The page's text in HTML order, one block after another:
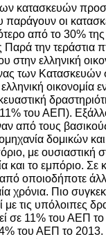
κατασκευών
οι
από το 30%
την τεράστια
στην ελληνική
των
οικονομία
του ΑΕΠ).
από τους
δομικών
με
και το εμπόριο. Σε
οποιοδήποτε
χρόνια. Πιο
τις υπόλοιπες
σε 11% του ΑΕΠ το
του ΑΕΠ το